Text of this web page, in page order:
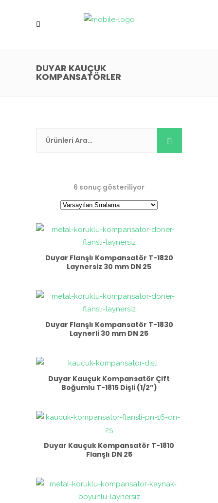
DUYAR KAUÇUK
KOMPANSATÖRLER
6 sonuç gösteriliyor
Duyar Flanşlı Kompansatör T-1820
Laynersiz 30 mm DN 25
Duyar Flanşlı Kompansatör T-1830
Laynerli 30 mm DN 25
Duyar Kauçuk Kompansatör Çift
Boğumlu T-1815 Dişli (1/2”)
Duyar Kauçuk Kompansatör T-1810
Flanşlı DN 25